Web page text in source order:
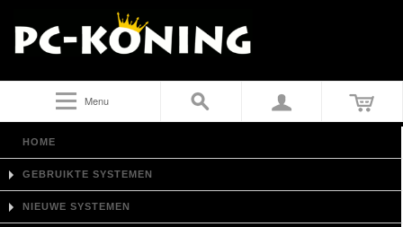
Menu
HOME
GEBRUIKTE SYSTEMEN
NIEUWE SYSTEMEN